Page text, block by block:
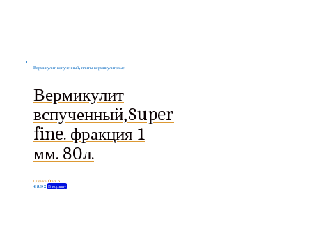
Вермикулит вспученный, плиты вермикулитовые
Вермикулит
вспученный,Super
fine. фракция 1
мм. 80л.
Оценка 0 из 5
€8.92 В корзину